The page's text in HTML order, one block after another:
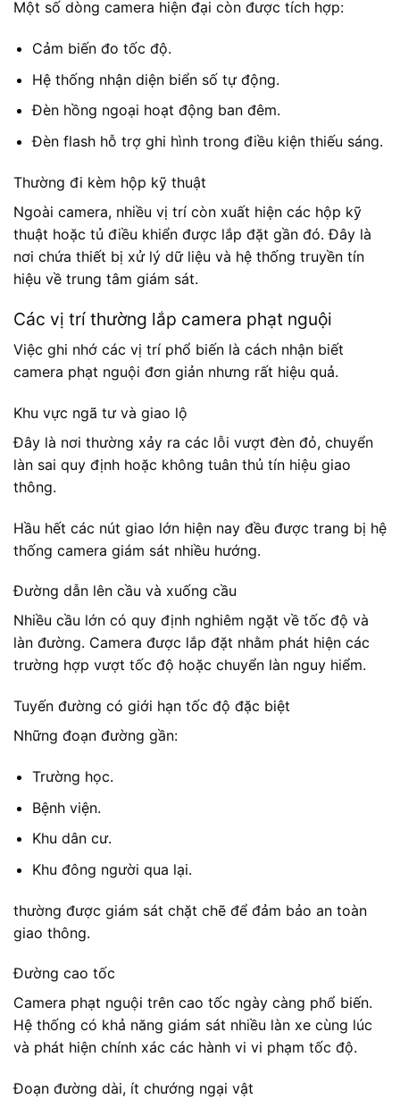
Một số dòng camera hiện đại còn được tích hợp:
Cảm biến đo tốc độ.
Hệ thống nhận diện biển số tự động.
Đèn hồng ngoại hoạt động ban đêm.
Đèn flash hỗ trợ ghi hình trong điều kiện thiếu sáng.
Thường đi kèm hộp kỹ thuật
Ngoài camera, nhiều vị trí còn xuất hiện các hộp kỹ
thuật hoặc tủ điều khiển được lắp đặt gần đó. Đây là
nơi chứa thiết bị xử lý dữ liệu và hệ thống truyền tín
hiệu về trung tâm giám sát.
Các vị trí thường lắp camera phạt nguội
Việc ghi nhớ các vị trí phổ biến là cách nhận biết
camera phạt nguội đơn giản nhưng rất hiệu quả.
Khu vực ngã tư và giao lộ
Đây là nơi thường xảy ra các lỗi vượt đèn đỏ, chuyển
làn sai quy định hoặc không tuân thủ tín hiệu giao
thông.
Hầu hết các nút giao lớn hiện nay đều được trang bị hệ
thống camera giám sát nhiều hướng.
Đường dẫn lên cầu và xuống cầu
Nhiều cầu lớn có quy định nghiêm ngặt về tốc độ và
làn đường. Camera được lắp đặt nhằm phát hiện các
trường hợp vượt tốc độ hoặc chuyển làn nguy hiểm.
Tuyến đường có giới hạn tốc độ đặc biệt
Những đoạn đường gần:
Trường học.
Bệnh viện.
Khu dân cư.
Khu đông người qua lại.
thường được giám sát chặt chẽ để đảm bảo an toàn
giao thông.
Đường cao tốc
Camera phạt nguội trên cao tốc ngày càng phổ biến.
Hệ thống có khả năng giám sát nhiều làn xe cùng lúc
và phát hiện chính xác các hành vi vi phạm tốc độ.
Đoạn đường dài, ít chướng ngại vật